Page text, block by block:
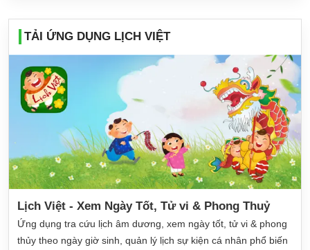
TẢI ỨNG DỤNG LỊCH VIỆT
Lịch Việt - Xem Ngày Tốt, Tử vi & Phong Thuỷ
Ứng dụng tra cứu lịch âm dương, xem ngày tốt, tử vi & phong
thủy theo ngày giờ sinh, quản lý lịch sự kiện cá nhân phổ biến